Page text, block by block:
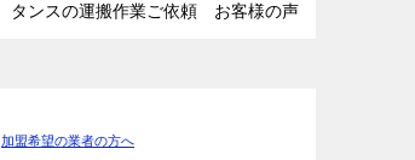
タンスの運搬作業ご依頼 お客様の声
加盟希望の業者の方へ